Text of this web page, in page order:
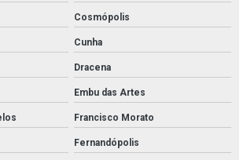
epoxi
poliesportiva
quadrado de pintura epóxi
Cosmópolis
Cunha
Dracena
Embu das Artes
Francisco Morato
Fernandópolis